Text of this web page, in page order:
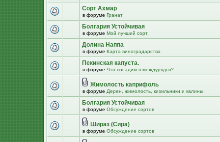
Сорт Ахмар
в форуме Гранат
Болгария Устойчивая
в форуме Мой лучший сорт.
Долина Наппа
в форуме Карта виноградарства
Пекинская капуста.
в форуме Что посадим в междурядья?
Жимолость каприфоль
в форуме Дерен, жимолость, кизильники и калины
Болгария Устойчивая
в форуме Обсуждение сортов
Шираз (Сира)
в форуме Обсуждение сортов